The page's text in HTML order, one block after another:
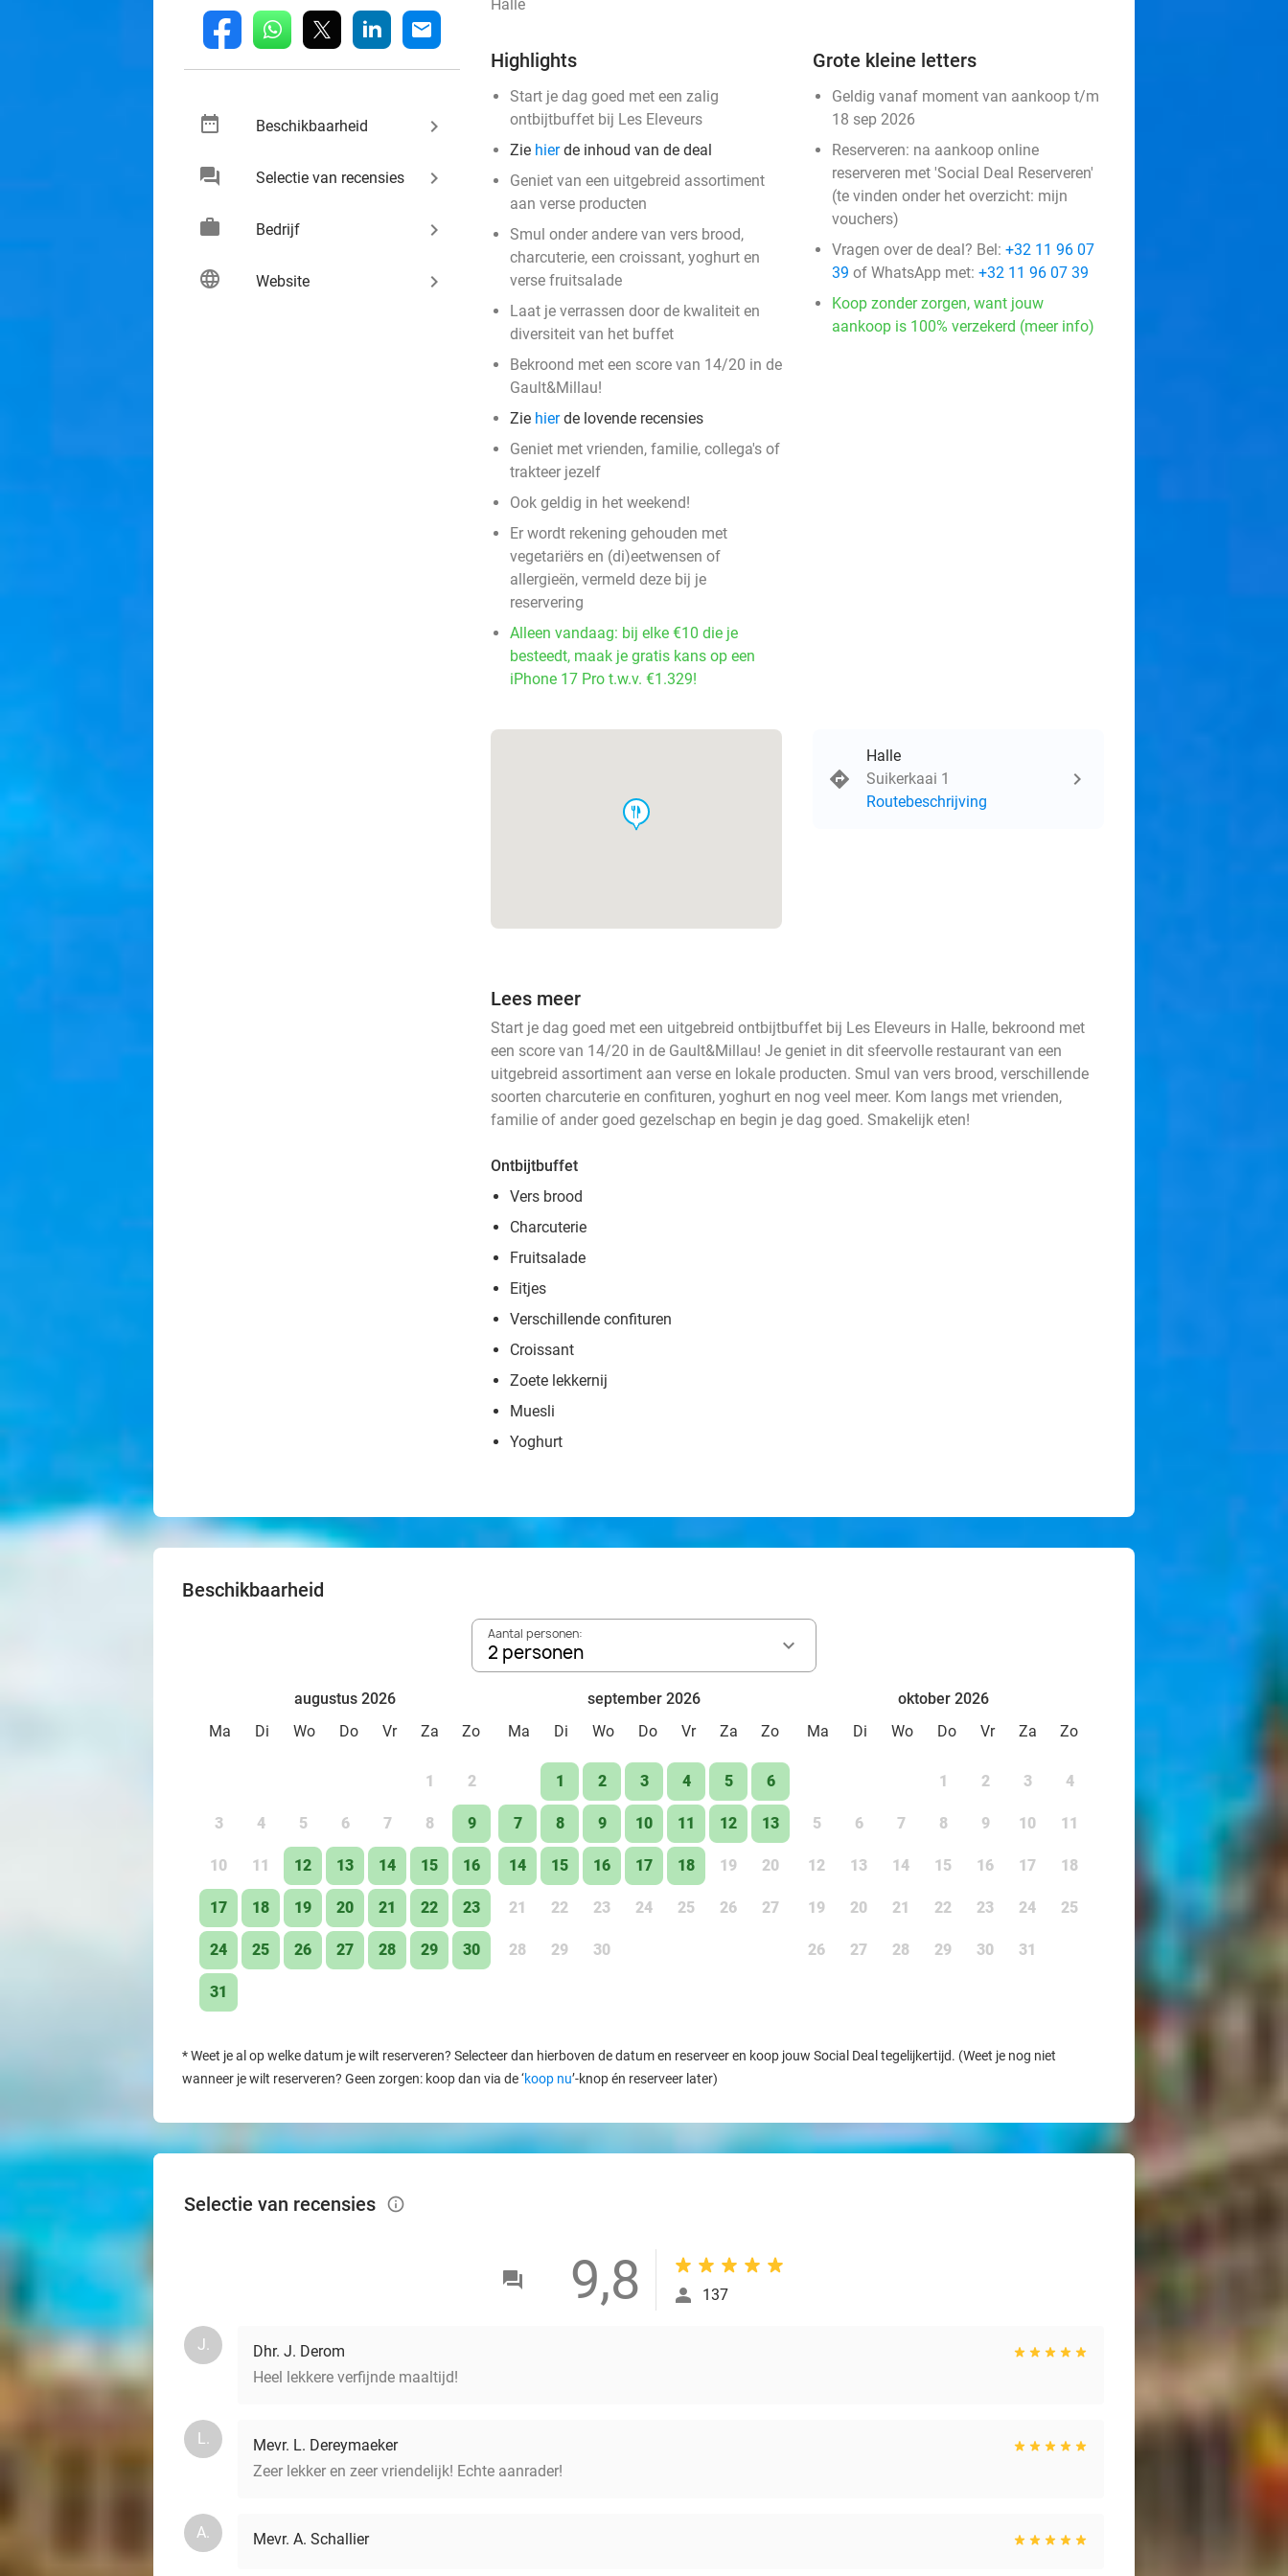
fb whatsapp linkedin mail
date_range Beschikbaarheid keyboard_arrow_right
chat Selectie van recensies keyboard_arrow_right
work Bedrijf keyboard_arrow_right
language Website keyboard_arrow_right
Halle
Highlights
Start je dag goed met een zalig
ontbijtbuffet bij Les Eleveurs
Zie hierde inhoud van de deal
Geniet van een uitgebreid assortiment
aan verse producten
Smul onder andere van vers brood,
charcuterie, een croissant, yoghurt en
verse fruitsalade
Laat je verrassen door de kwaliteit en
diversiteit van het buffet
Bekroond met een score van 14/20 in de
Gault&Millau!
Zie hierde lovende recensies
Geniet met vrienden, familie, collega's of
trakteer jezelf
Ook geldig in het weekend!
Er wordt rekening gehouden met
vegetariërs en (di)eetwensen of
allergieën, vermeld deze bij je
reservering
Alleen vandaag: bij elke €10 die je
besteedt, maak je gratis kans op een
iPhone 17 Pro t.w.v. €1.329!
Grote kleine letters
Geldig vanaf moment van aankoop t/m
18 sep 2026
Reserveren: na aankoop online
reserveren met 'Social Deal Reserveren'
(te vinden onder het overzicht: mijn
vouchers)
Vragen over de deal? Bel: +32 11 96 07
39 of WhatsApp met: +32 11 96 07 39
Koop zonder zorgen, want jouw
aankoop is 100% verzekerd (meer info)
food
Halle
Suikerkaai 1
Routebeschrijving
Lees meer
Start je dag goed met een uitgebreid ontbijtbuffet bij Les Eleveurs in Halle, bekroond met
een score van 14/20 in de Gault&Millau! Je geniet in dit sfeervolle restaurant van een
uitgebreid assortiment aan verse en lokale producten. Smul van vers brood, verschillende
soorten charcuterie en confituren, yoghurt en nog veel meer. Kom langs met vrienden,
familie of ander goed gezelschap en begin je dag goed. Smakelijk eten!
Ontbijtbuffet
Vers brood
Charcuterie
Fruitsalade
Eitjes
Verschillende confituren
Croissant
Zoete lekkernij
Muesli
Yoghurt
Beschikbaarheid
Aantal personen:
2 personen
augustus 2026
Ma
Di Wo Do Vr Za Zo
1 2
3 4 5 6 7 8 9
10 11 12 13 14 15 16
17 18 19 20 21 22 23
24 25 26 27 28 29 30
31
september 2026
Ma
Di Wo Do Vr Za Zo
1 2 3 4 5 6
7 8 9 10 11 12 13
14 15 16 17 18 19 20
21 22 23 24 25 26 27
28 29 30
oktober 2026
Ma
Di Wo Do Vr Za Zo
1 2 3 4
5 6 7 8 9 10 11
12 13 14 15 16 17 18
19 20 21 22 23 24 25
26 27 28 29 30 31
*Weet je al op welke datum je wilt reserveren? Selecteer dan hierboven de datum en reserveer en koop jouw Social Deal tegelijkertijd. (Weet je nog niet
wanneer je wilt reserveren? Geen zorgen: koop dan via de ‘koop nu’-knop én reserveer later)
Selectie van recensies info_outlined
9,8 137
J.
Dhr. J. Derom
Heel lekkere verfijnde maaltijd!
L.
Mevr. L. Dereymaeker
Zeer lekker en zeer vriendelijk! Echte aanrader!
A. Mevr. A. Schallier